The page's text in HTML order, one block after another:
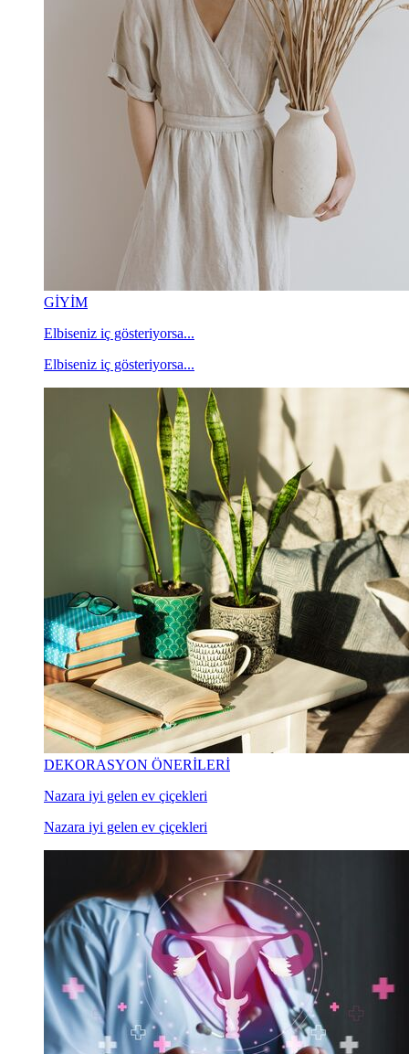
GİYİM
Elbiseniz iç gösteriyorsa...
Elbiseniz iç gösteriyorsa...
DEKORASYON ÖNERİLERİ
Nazara iyi gelen ev çiçekleri
Nazara iyi gelen ev çiçekleri